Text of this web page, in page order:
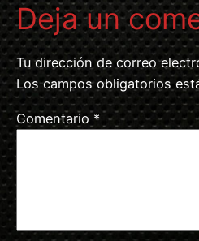
Deja un
Tu dirección de correo
Los campos obligatorios
Comentario*